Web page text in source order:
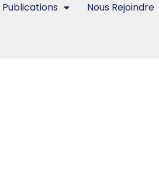
Publications Nous Rejoindre